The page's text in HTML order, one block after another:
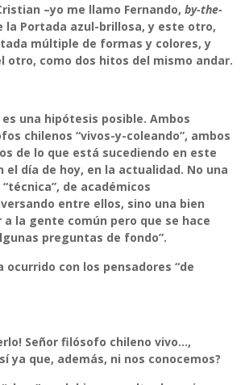
–yo me llamo Fernando, by-the-
la Portada azul-brillosa, y este otro,
múltiple de formas y colores, y
otro, como dos hitos del mismo andar.
una hipótesis posible. Ambos
chilenos “vivos-y-coleando”, ambos
de lo que está sucediendo en este
el día de hoy, en la actualidad. No una
de académicos
entre ellos, sino una bien
la gente común pero que se hace
preguntas de fondo”.
ocurrido con los pensadores “de
Señor filósofo chileno vivo…,
ya que, además, ni nos conocemos?